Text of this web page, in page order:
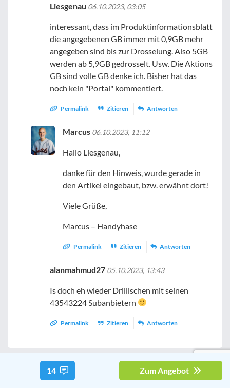
Liesgenau 06.10.2023, 03:05
interessant, dass im Produktinformationsblatt
die angegebenen GB immer mit 0,9GB mehr
angegeben sind bis zur Drosselung. Also 5GB
werden ab 5,9GB gedrosselt. Usw. Die Aktions
GB sind volle GB denke ich. Bisher hat das
noch kein "Portal" kommentiert.
Permalink Zitieren Antworten
Marcus 06.10.2023, 11:12
Hallo Liesgenau,
danke für den Hinweis, wurde gerade in
den Artikel eingebaut, bzw. erwähnt dort!
Viele Grüße,
Marcus – Handyhase
Permalink Zitieren Antworten
alanmahmud27 05.10.2023, 13:43
Is doch eh wieder Drillischen mit seinen
43543224 Subanbietern
Permalink Zitieren Antworten
Kommentar verfassen
14 Zum Angebot